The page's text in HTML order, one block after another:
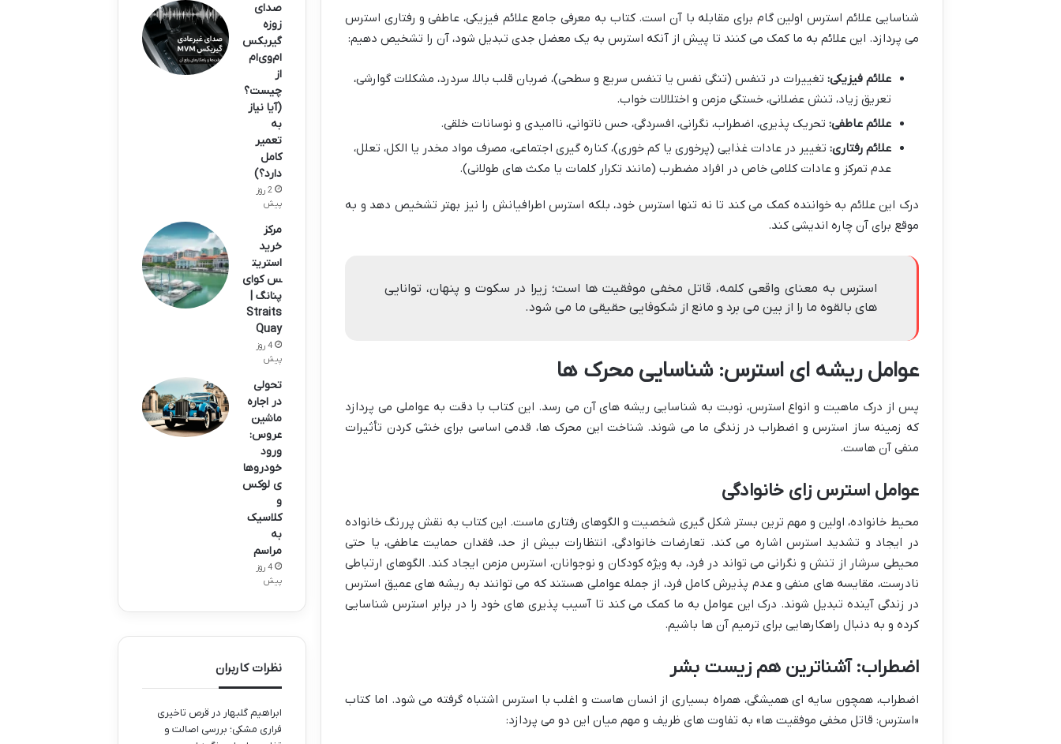
شناسایی علائم استرس اولین گام برای مقابله با آن است. کتاب به معرفی جامع علائم فیزیکی، عاطفی و رفتاری استرس
می پردازد. این علائم به ما کمک می کنند تا پیش از آنکه استرس به یک معضل جدی تبدیل شود، آن را تشخیص دهیم:
علائم فیزیکی: تغییرات در تنفس (تنگی نفس یا تنفس سریع و سطحی)، ضربان قلب بالا، سردرد، مشکلات گوارشی،
تعریق زیاد، تنش عضلانی، خستگی مزمن و اختلالات خواب.
علائم عاطفی: تحریک پذیری، اضطراب، نگرانی، افسردگی، حس ناتوانی، ناامیدی و نوسانات خلقی.
علائم رفتاری: تغییر در عادات غذایی (پرخوری یا کم خوری)، کناره گیری اجتماعی، مصرف مواد مخدر یا الکل، تعلل،
عدم تمرکز و عادات کلامی خاص در افراد مضطرب (مانند تکرار کلمات یا مکث های طولانی).
درک این علائم به خواننده کمک می کند تا نه تنها استرس خود، بلکه استرس اطرافیانش را نیز بهتر تشخیص دهد و به
موقع برای آن چاره اندیشی کند.
استرس به معنای واقعی کلمه، قاتل مخفی موفقیت ها است؛ زیرا در سکوت و پنهان، توانایی
های بالقوه ما را از بین می برد و مانع از شکوفایی حقیقی ما می شود.
عوامل ریشه ای استرس: شناسایی محرک ها
پس از درک ماهیت و انواع استرس، نوبت به شناسایی ریشه های آن می رسد. این کتاب با دقت به عواملی می پردازد
که زمینه ساز استرس و اضطراب در زندگی ما می شوند. شناخت این محرک ها، قدمی اساسی برای خنثی کردن تأثیرات
منفی آن هاست.
عوامل استرس زای خانوادگی
محیط خانواده، اولین و مهم ترین بستر شکل گیری شخصیت و الگوهای رفتاری ماست. این کتاب به نقش پررنگ خانواده
در ایجاد و تشدید استرس اشاره می کند. تعارضات خانوادگی، انتظارات بیش از حد، فقدان حمایت عاطفی، یا حتی
محیطی سرشار از تنش و نگرانی می تواند در فرد، به ویژه کودکان و نوجوانان، استرس مزمن ایجاد کند. الگوهای ارتباطی
نادرست، مقایسه های منفی و عدم پذیرش کامل فرد، از جمله عواملی هستند که می توانند به ریشه های عمیق استرس
در زندگی آینده تبدیل شوند. درک این عوامل به ما کمک می کند تا آسیب پذیری های خود را در برابر استرس شناسایی
کرده و به دنبال راهکارهایی برای ترمیم آن ها باشیم.
اضطراب: آشناترین هم زیست بشر
اضطراب، همچون سایه ای همیشگی، همراه بسیاری از انسان هاست و اغلب با استرس اشتباه گرفته می شود. اما کتاب
«استرس: قاتل مخفی موفقیت ها» به تفاوت های ظریف و مهم میان این دو می پردازد:
صدای
زوزه
گیربکس
ام‌وی‌ام
از
چیست؟
(آیا نیاز
به
تعمیر
کامل
دارد؟)
2 روز
پیش
مرکز
خرید
استریت
س کوای
پنانگ |
Straits
Quay
4 روز
پیش
تحولی
در اجاره
ماشین
عروس:
ورود
خودروها
ی لوکس
و
کلاسیک
به
مراسم
4 روز
پیش
نظرات کاربران
ابراهیم گلبهار در قرص تاخیری
فراری مشکی؛ بررسی اصالت و